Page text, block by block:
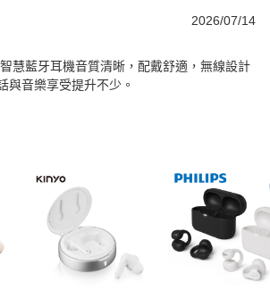
2026/07/14
慧藍牙耳機音質清晰，配戴舒適，無線設計
與音樂享受提升不少。